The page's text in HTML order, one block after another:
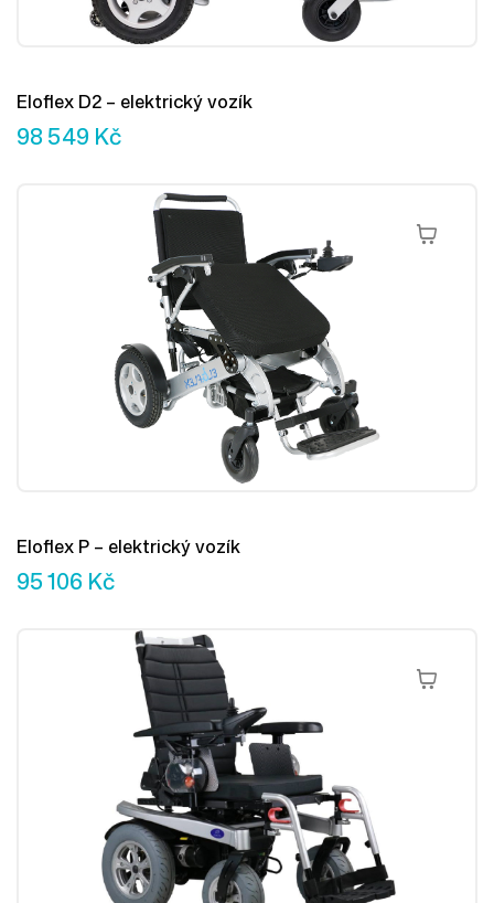
Eloflex D2 – elektrický vozík
98 549 Kč
Přidat Do
Eloflex P – elektrický vozík
95 106 Kč
Přidat Do